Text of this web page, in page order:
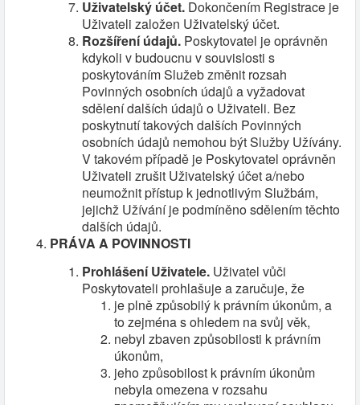
Uživatelský účet. Dokončením Registrace je
Uživateli založen Uživatelský účet.
Rozšíření údajů. Poskytovatel je oprávněn
kdykoli v budoucnu v souvislosti s
poskytováním Služeb změnit rozsah
Povinných osobních údajů a vyžadovat
sdělení dalších údajů o Uživateli. Bez
poskytnutí takových dalších Povinných
osobních údajů nemohou být Služby Užívány.
V takovém případě je Poskytovatel oprávněn
Uživateli zrušit Uživatelský účet a/nebo
neumožnit přístup k jednotlivým Službám,
jejichž Užívání je podmíněno sdělením těchto
dalších údajů.
PRÁVA A POVINNOSTI
Prohlášení Uživatele. Uživatel vůči
Poskytovateli prohlašuje a zaručuje, že
je plně způsobilý k právním úkonům, a
to zejména s ohledem na svůj věk,
nebyl zbaven způsobilosti k právním
úkonům,
jeho způsobilost k právním úkonům
nebyla omezena v rozsahu